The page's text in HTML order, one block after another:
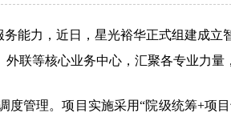
能力，近日，星光裕华正式组建成立
联等核心业务中心，汇聚各专业力量
管理。项目实施采用“院级统筹+项